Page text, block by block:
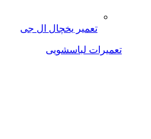
تعمیر یخچال ال جی
تعمیرات لباسشویی